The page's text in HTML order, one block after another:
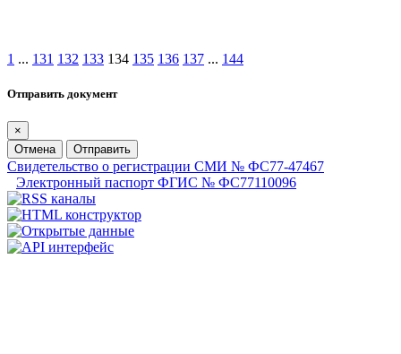
1 ... 131 132 133 134 135 136 137 ... 144
Отправить документ
×
Отмена
Отправить
Свидетельство о регистрации СМИ № ФС77-47467
Электронный паспорт ФГИС № ФС77110096